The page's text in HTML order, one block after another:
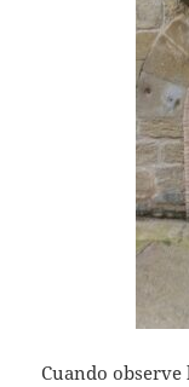
Cuando